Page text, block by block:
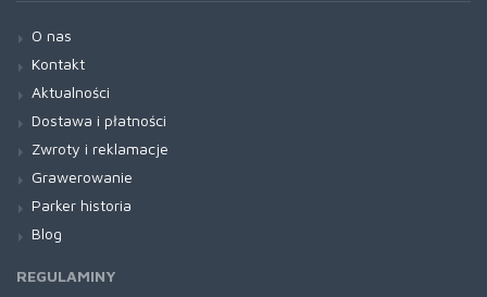
O nas
Kontakt
Aktualności
Dostawa i płatności
Zwroty i reklamacje
Grawerowanie
Parker historia
Blog
REGULAMINY